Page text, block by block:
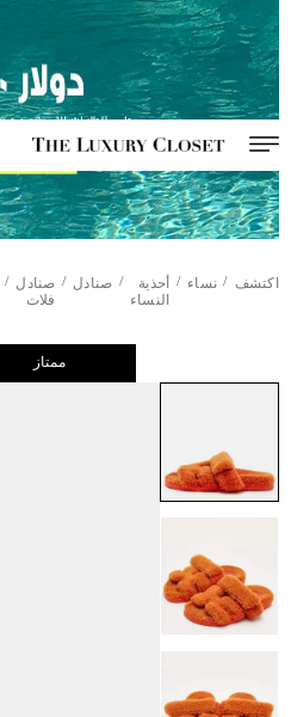
اكتشف / نساء /
أحذية
النساء
/ صنادل / صنادل
فلات
/
ممتاز